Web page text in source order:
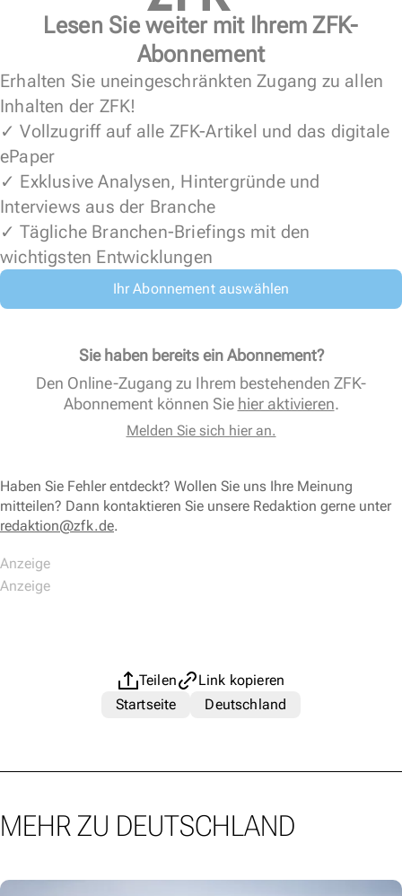
Lesen Sie weiter mit Ihrem ZFK-
Abonnement
Erhalten Sie uneingeschränkten Zugang zu allen
Inhalten der ZFK!
✓ Vollzugriff auf alle ZFK-Artikel und das digitale
ePaper
✓ Exklusive Analysen, Hintergründe und
Interviews aus der Branche
✓ Tägliche Branchen-Briefings mit den
wichtigsten Entwicklungen
Ihr Abonnement auswählen
Sie haben bereits ein Abonnement?
Den Online-Zugang zu Ihrem bestehenden ZFK-
Abonnement können Sie hier aktivieren.
Melden Sie sich hier an.
Haben Sie Fehler entdeckt? Wollen Sie uns Ihre Meinung
mitteilen? Dann kontaktieren Sie unsere Redaktion gerne unter
redaktion@zfk.de.
Teilen
Link kopieren
Startseite
Deutschland
MEHR ZU DEUTSCHLAND